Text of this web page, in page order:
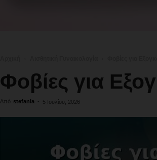
Φοβίες για
Από stefania - 5 Ιουλίου, 2026